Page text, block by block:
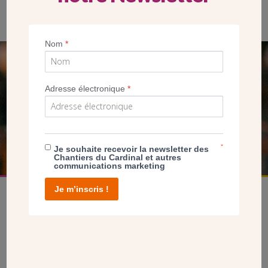
SEUL VOTRE DON
NOUS PERMET D’AGIR
FAIRE UN DON
Nom*
Adresse électronique*
Je souhaite recevoir la newsletter des
Chantiers du Cardinal et autres
communications marketing
*
Je m’inscris !